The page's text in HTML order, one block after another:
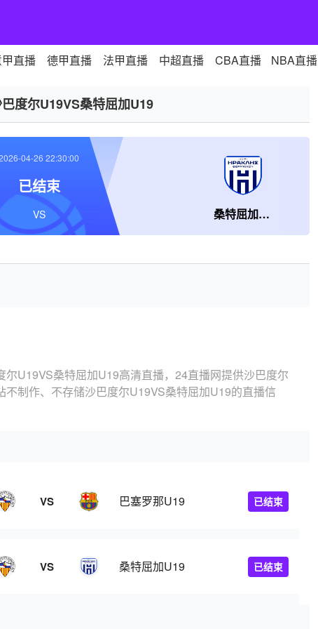
直播 德甲直播 法甲直播 中超直播 CBA直播 NBA直播
度尔U19VS桑特屈加U19
桑特屈加U19
04-26 22:30:00
已结束
VS
U19VS桑特屈加U19高清直播，24直播网提供沙巴度尔
制作、不存储沙巴度尔U19VS桑特屈加U19的直播信
VS 巴塞罗那U19 已结束
VS 桑特屈加U19 已结束